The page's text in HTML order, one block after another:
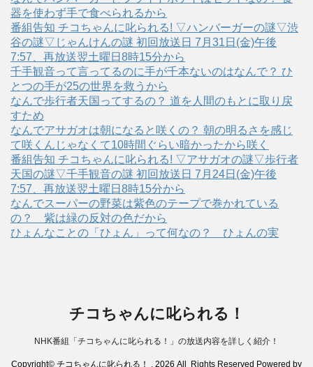
器を使わず手で食べられるから
番組告知 チコちゃんに叱られる! ▽ハンバーガーの謎▽渋
谷の謎▽じゃんけんの謎 初回放送日 7月31日(金)午後
7:57、再放送翌土曜日8時15分から
千手観音って言ってるのに手が千本ないのはなんで？ ひ
とつの手が25の世界を救うから
なんで歩行者天国ってするの？ 道を人間のもとに取り戻
すため
なんでアサガオは朝になると咲くの？ 朝の明るさを感じ
て咲くんじゃなくて10時間ぐらい暗かったから咲く
番組告知 チコちゃんに叱られる! ▽アサガオの謎▽歩行者
天国の謎▽千手観音の謎 初回放送日 7月24日(金)午後
7:57、再放送翌土曜日8時15分から
なんでスーパーの野菜は紫色のテープで巻かれている
の？ 紫は緑の反対の色だから
ひょんなことの「ひょん」って何なの？ ひょんの実
チコちゃんに叱られる！
NHK番組「チコちゃんに叱られる！」の放送内容を詳しく紹介！
Copyright© チコちゃんに叱られる！ , 2026 All Rights Reserved Powered by